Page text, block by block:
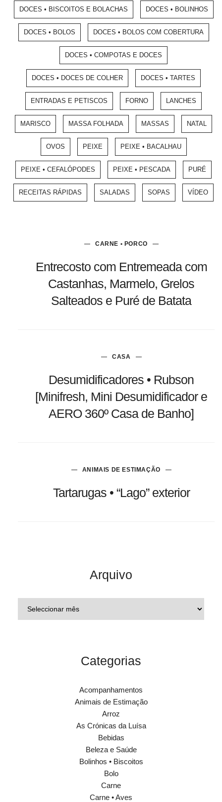
DOCES • BISCOITOS E BOLACHAS DOCES • BOLINHOS
DOCES • BOLOS DOCES • BOLOS COM COBERTURA
DOCES • COMPOTAS E DOCES
DOCES • DOCES DE COLHER DOCES • TARTES
ENTRADAS E PETISCOS FORNO LANCHES
MARISCO MASSA FOLHADA MASSAS NATAL
OVOS PEIXE PEIXE • BACALHAU
PEIXE • CEFALÓPODES PEIXE • PESCADA PURÉ
RECEITAS RÁPIDAS SALADAS SOPAS VÍDEO
CARNE • PORCO
Entrecosto com Entremeada com
Castanhas, Marmelo, Grelos
Salteados e Puré de Batata
CASA
Desumidificadores • Rubson
[Minifresh, Mini Desumidificador e
AERO 360º Casa de Banho]
ANIMAIS DE ESTIMAÇÃO
Tartarugas • “Lago” exterior
Arquivo
Categorias
Acompanhamentos
Animais de Estimação
Arroz
As Crónicas da Luísa
Bebidas
Beleza e Saúde
Bolinhos • Biscoitos
Bolo
Carne
Carne • Aves